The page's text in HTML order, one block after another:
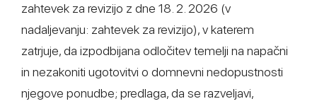
zahtevek za revizijo z dne 18. 2. 2026 (v
nadaljevanju: zahtevek za revizijo), v katerem
zatrjuje, da izpodbijana odločitev temelji na napačni
in nezakoniti ugotovitvi o domnevni nedopustnosti
njegove ponudbe; predlaga, da se razveljavi,